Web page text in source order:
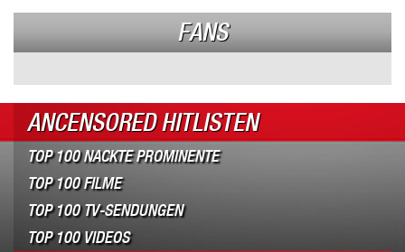
FANS
ANCENSORED HITLISTEN
TOP 100 NACKTE PROMINENTE
TOP 100 FILME
TOP 100 TV-SENDUNGEN
TOP 100 VIDEOS